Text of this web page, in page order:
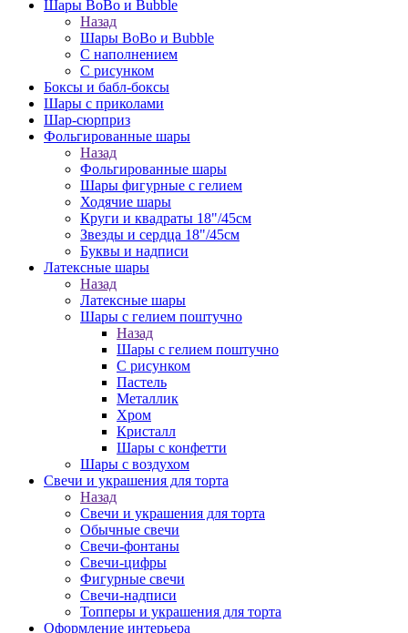
Шары BoBo и Bubble
Назад
Шары BoBo и Bubble
С наполнением
С рисунком
Боксы и бабл-боксы
Шары с приколами
Шар-сюрприз
Фольгированные шары
Назад
Фольгированные шары
Шары фигурные с гелием
Ходячие шары
Круги и квадраты 18"/45см
Звезды и сердца 18"/45см
Буквы и надписи
Латексные шары
Назад
Латексные шары
Шары с гелием поштучно
Назад
Шары с гелием поштучно
С рисунком
Пастель
Металлик
Хром
Кристалл
Шары с конфетти
Шары с воздухом
Свечи и украшения для торта
Назад
Свечи и украшения для торта
Обычные свечи
Свечи-фонтаны
Свечи-цифры
Фигурные свечи
Свечи-надписи
Топперы и украшения для торта
Оформление интерьера